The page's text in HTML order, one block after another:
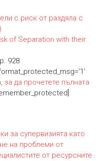
с риск от раздяла с
of Separation with their
928
за да прочетете пълната
за супервизията като
на проблеми от
от ресурсните